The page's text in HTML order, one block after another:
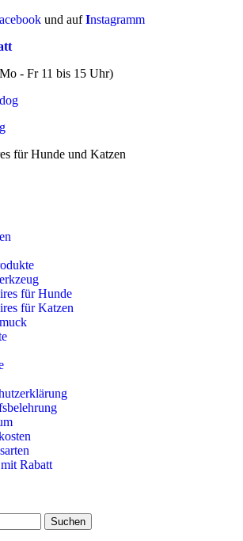
acebook und aufInstagramm
- Fr 11 bis 15 Uhr)
für Hunde und Katzen
für Hunde
für Katzen
Rabatt
Suchen